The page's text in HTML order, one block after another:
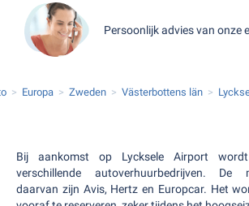
Persoonlijk advies van onze
Europa Zweden Västerbottens län
Bij aankomst op Lycksele Airport
verschillende autoverhuurbedrijven. De
daarvan zijn Avis, Hertz en Europcar. Het